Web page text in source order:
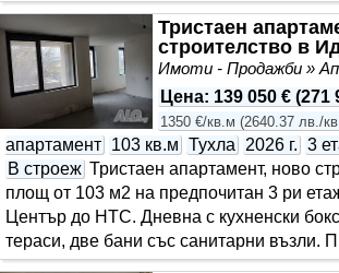
Тристаен
строителство в
Имоти - Продажби »
Цена: 139 050 € (271
1350 €/кв.м (2640.37 лв./
апартамент 103 кв.м Тухла 2026 г. 3
В строеж Тристаен апартамент, ново
площ от 103 м2 на предпочитан 3 ри
Център до НТС. Дневна с кухненски
тераси, две бани със санитарни възли.